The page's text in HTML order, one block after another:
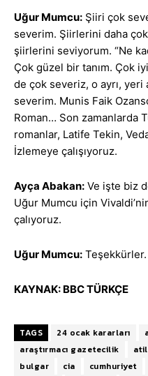
Uğur Mumcu: Şiiri çok
severim. Şiirlerini daha
şiirlerini seviyorum. “Ne
Çok güzel bir tanım. Çok
de çok severiz, o ayrı, yeri
severim. Munis Faik
Roman… Son zamanlarda
romanlar, Latife Tekin,
İzlemeye çalışıyoruz.
Ayça Abakan: Ve işte biz
Uğur Mumcu için
çalıyoruz.
Uğur Mumcu: Teşekkürler.
KAYNAK: BBC TÜRKÇE
TAGS 24 ocak kararları
araştırmacı gazetecilik
bulgar
cia cumhuriyet